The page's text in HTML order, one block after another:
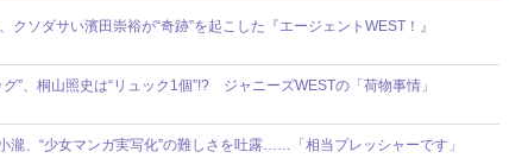
クソダサい濱田崇裕が“奇跡”を起こした『エージェントWEST！』
”、桐山照史は“リュック1個”!? ジャニーズWESTの「荷物事情」
瀧、“少女マンガ実写化”の難しさを吐露……「相当プレッシャーです」